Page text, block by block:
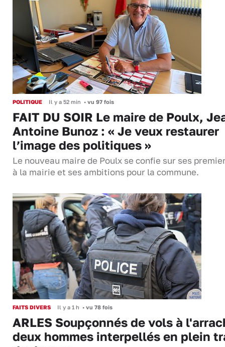
POLITIQUE Il y a 52 min • vu 97 fois
FAIT DU SOIR Le maire de Poulx,
Antoine Bunoz : « Je veux restaurer
l’image des politiques »
Le nouveau maire de Poulx se confie sur ses
à la mairie et ses ambitions pour la commune.
FAITS DIVERS Il y a 1 h • vu 78 fois
ARLES Soupçonnés de vols à
deux hommes interpellés en plein